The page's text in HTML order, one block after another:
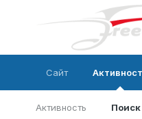
Сайт
Активность Поиск